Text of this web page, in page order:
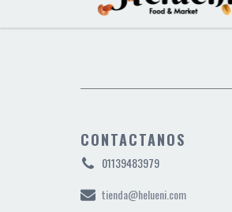
CONTACTANOS
01139483979
tienda@helueni.com